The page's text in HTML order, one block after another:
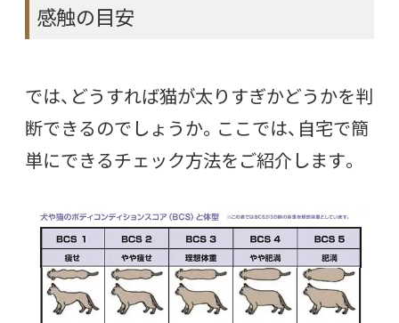
感触の目安
では、どうすれば猫が太りすぎかどうかを判
断できるのでしょうか。ここでは、自宅で簡
単にできるチェック方法をご紹介します。